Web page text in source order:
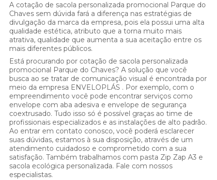
A cotação de sacola personalizada promocional Parque do
Chaves sem dúvida fará a diferença nas estratégias de
divulgação da marca da empresa, pois ela possui uma alta
qualidade estética, atributo que a torna muito mais
atrativa, qualidade que aumenta a sua aceitação entre os
mais diferentes públicos.
Está procurando por cotação de sacola personalizada
promocional Parque do Chaves? A solução que você
busca ao se tratar de comunicação visual é encontrada por
meio da empresa ENVELOPLÁS . Por exemplo, com o
empreendimento você pode encontrar serviços como
envelope com aba adesiva e envelope de segurança
coextrusado. Tudo isso só é possível graças ao time de
profissionais especializados e as instalações de alto padrão.
Ao entrar em contato conosco, você poderá esclarecer
suas dúvidas, estamos à sua disposição, através de um
atendimento cuidadoso e comprometido com a sua
satisfação. Também trabalhamos com pasta Zip Zap A3 e
sacola ecológica personalizada. Fale com nossos
especialistas.